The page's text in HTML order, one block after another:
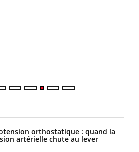
orthostatique : quand la
artérielle chute au lever